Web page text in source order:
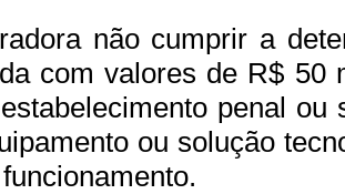
não cumprir a
com valores de R$ 50
penal ou
ou solução